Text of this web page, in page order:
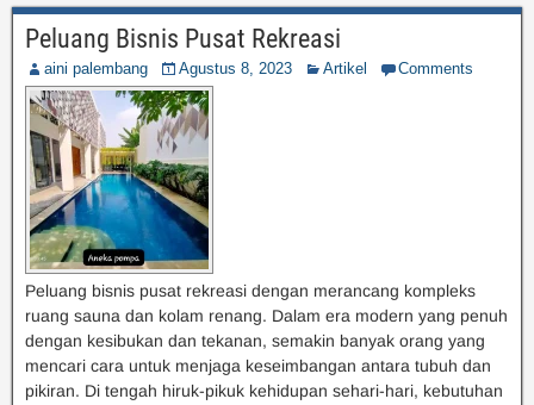
Peluang Bisnis Pusat Rekreasi
aini palembang Agustus 8, 2023 Artikel Comments
Peluang bisnis pusat rekreasi dengan merancang kompleks
ruang sauna dan kolam renang. Dalam era modern yang penuh
dengan kesibukan dan tekanan, semakin banyak orang yang
mencari cara untuk menjaga keseimbangan antara tubuh dan
pikiran. Di tengah hiruk-pikuk kehidupan sehari-hari, kebutuhan